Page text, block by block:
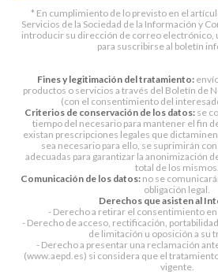
* En cumplimiento de lo previsto en el
Servicios de la Sociedad de la Información y
introducir su dirección de correo electrónico,
para suscribirse al boletín
Fines y legitimación del tratamiento:
productos o servicios a través del Boletín de
(con el consentimiento del
Criterios de conservación de los datos:se
tiempo del necesario para mantener el fin
existan prescripciones legales que
sea necesario para ello, se suprimirán
adecuadas para garantizar la anonimización
total de los mismos.
Comunicación de los datos: no se
obligación legal.
Derechos que asisten al
- Derecho a retirar el consentimiento
- Derecho de acceso, rectificación,
de limitación u oposición a su
- Derecho a presentar una reclamación
(www.aepd.es) si considera que el
vigente.